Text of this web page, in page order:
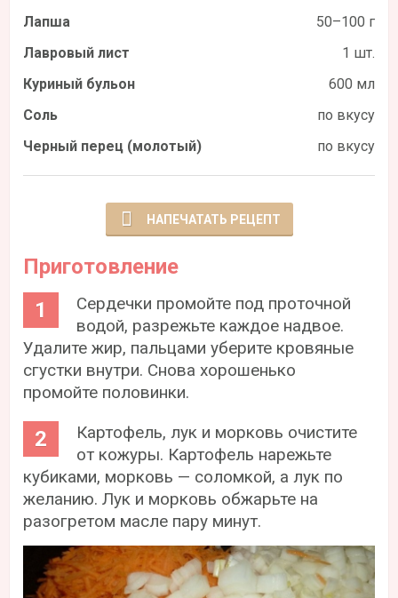
Лапша
50–100 г
Лавровый лист
1 шт.
Куриный бульон
600 мл
Соль
по вкусу
Черный перец (молотый)
по вкусу
НАПЕЧАТАТЬ РЕЦЕПТ
Приготовление
Сердечки промойте под проточной
водой, разрежьте каждое надвое.
Удалите жир, пальцами уберите кровяные
сгустки внутри. Снова хорошенько
промойте половинки.
Картофель, лук и морковь очистите
от кожуры. Картофель нарежьте
кубиками, морковь — соломкой, а лук по
желанию. Лук и морковь обжарьте на
разогретом масле пару минут.